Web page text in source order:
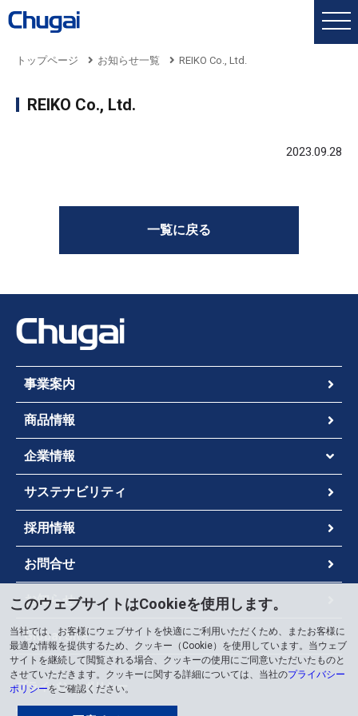
トップページ お知らせ一覧 REIKO Co., Ltd.
REIKO Co., Ltd.
2023.09.28
一覧に戻る
事業案内
商品情報
企業情報
サステナビリティ
採用情報
お問合せ
お知らせ
Global Site
プライバシーポリシー
このウェブサイトはCookieを使用します。
当社では、お客様にウェブサイトを快適にご利用いただくため、またお客様に
最適な情報を提供するため、クッキー（Cookie）を使用しています。当ウェブ
サイトを継続して閲覧される場合、クッキーの使用にご同意いただいたものと
させていただきます。クッキーに関する詳細については、当社のプライバシー
ポリシーをご確認ください。